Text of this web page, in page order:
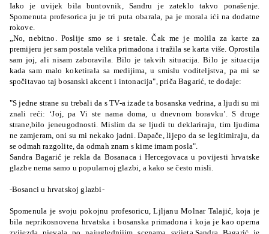
Iako je uvijek bila buntovnik, Sandru je zateklo takvo ponašenje.
Spomenuta profesorica ju je tri puta obarala, pa je morala ići na dodatne
rokove.
„No, nebitno. Poslije smo se i sretale. Čak me je molila za karte za
premijeru jer sam postala velika primadona i tražila se karta više. Oprostila
sam joj, ali nisam zaboravila. Bilo je takvih situacija. Bilo je situacija
kada sam malo koketirala sa medijima, u smislu voditeljstva, pa mi se
spočitavao taj bosanski akcent i intonacija", priča Bagarić, te dodaje:
"S jedne strane su trebali da s TV-a izađe ta bosanska vedrina, a ljudi su mi
znali reći: ‘Joj, pa Vi ste nama doma, u dnevnom boravku’. S druge
strane,bilo jeneugodnosti. Mislim da se ljudi tu deklariraju, tim ljudima
ne zamjeram, oni su mi nekako jadni. Dapače, lijepo da se legitimiraju, da
se odmah razgolite, da odmah znam s kime imam posla".
Sandra Bagarić je rekla da Bosanaca i Hercegovaca u povijesti hrvatske
glazbe nema samo u popularnoj glazbi, a kako se često misli.
-Bosanci u hrvatskoj glazbi-
Spomenula je svoju pokojnu profesoricu, Ljljanu Molnar Talajić, koja je
bila neprikosnovena hrvatska i bosanska primadona i koja je kao operna